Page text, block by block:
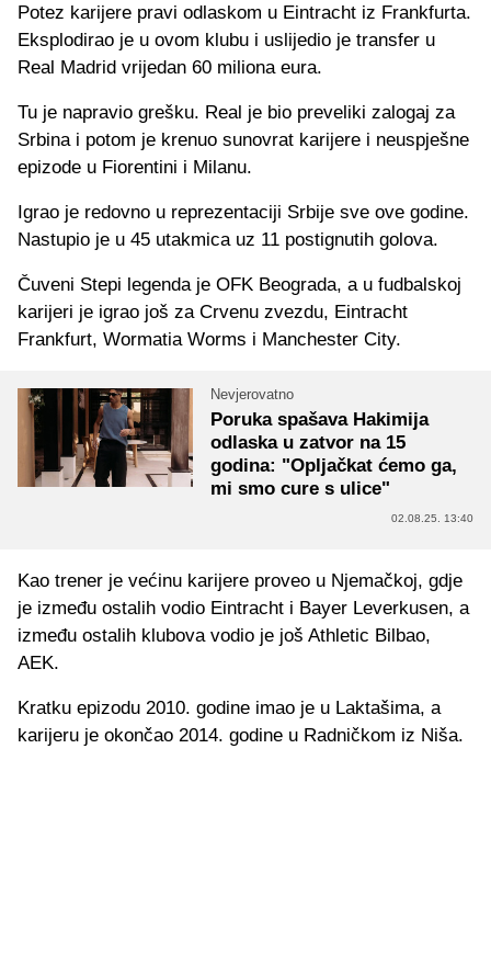
Potez karijere pravi odlaskom u Eintracht iz Frankfurta.
Eksplodirao je u ovom klubu i uslijedio je transfer u
Real Madrid vrijedan 60 miliona eura.
Tu je napravio grešku. Real je bio preveliki zalogaj za
Srbina i potom je krenuo sunovrat karijere i neuspješne
epizode u Fiorentini i Milanu.
Igrao je redovno u reprezentaciji Srbije sve ove godine.
Nastupio je u 45 utakmica uz 11 postignutih golova.
Čuveni Stepi legenda je OFK Beograda, a u fudbalskoj
karijeri je igrao još za Crvenu zvezdu, Eintracht
Frankfurt, Wormatia Worms i Manchester City.
Nevjerovatno
Poruka spašava Hakimija
odlaska u zatvor na 15
godina: "Opljačkat ćemo ga,
mi smo cure s ulice"
02.08.25. 13:40
Kao trener je većinu karijere proveo u Njemačkoj, gdje
je između ostalih vodio Eintracht i Bayer Leverkusen, a
između ostalih klubova vodio je još Athletic Bilbao,
AEK.
Kratku epizodu 2010. godine imao je u Laktašima, a
karijeru je okončao 2014. godine u Radničkom iz Niša.